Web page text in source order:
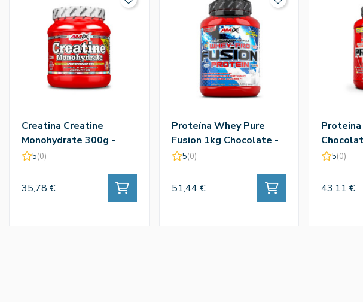
Creatina Creatine
Monohydrate 300g -
Amix
5(0)
35,78 €
Proteína Whey Pure
Fusion 1kg Chocolate -
Amix
5(0)
51,44 €
5(0)
43,11 €